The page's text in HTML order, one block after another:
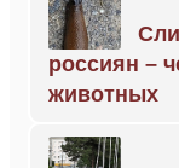
россиян –
животных